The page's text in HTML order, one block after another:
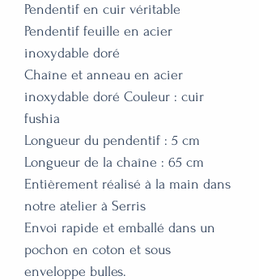
Pendentif en cuir véritable
Pendentif feuille en acier
inoxydable doré
Chaîne et anneau en acier
inoxydable doré Couleur : cuir
fushia
Longueur du pendentif : 5 cm
Longueur de la chaîne : 65 cm
Entièrement réalisé à la main dans
notre atelier à Serris
Envoi rapide et emballé dans un
pochon en coton et sous
enveloppe bulles.